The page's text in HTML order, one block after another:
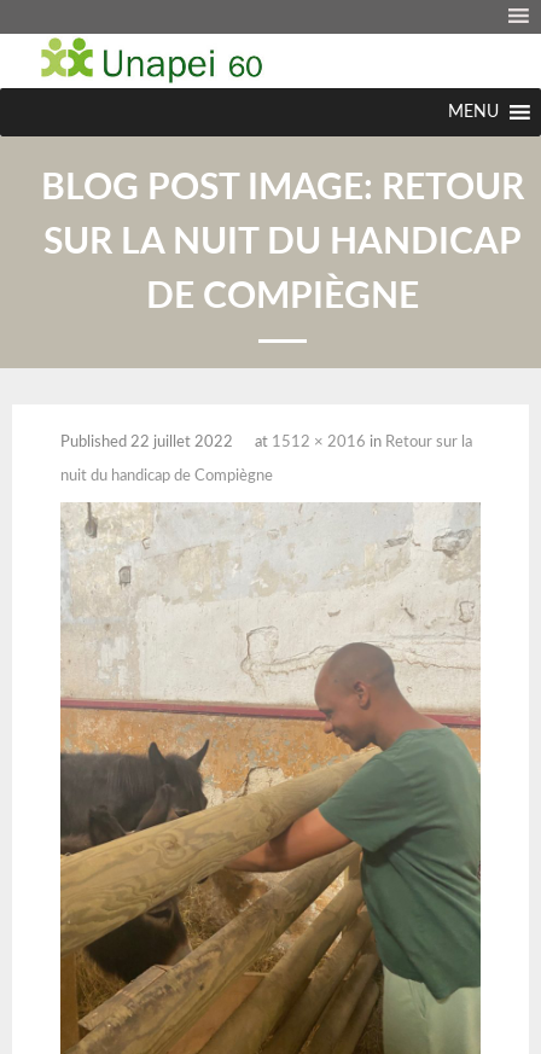
MENU
BLOG POST IMAGE: RETOUR
SUR LA NUIT DU HANDICAP
DE COMPIÈGNE
Published 22 juillet 2022 at 1512 × 2016 in Retour sur la
nuit du handicap de Compiègne